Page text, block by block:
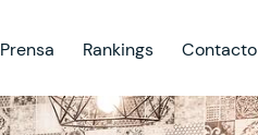
Prensa Rankings Contacto